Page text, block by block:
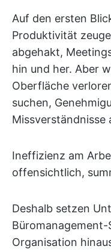
Auf den ersten
Produktivität
abgehakt,
hin und her. Aber
Oberfläche
suchen,
Missverständnisse
Ineffizienz am
offensichtlich,
Deshalb setzen
Organisation